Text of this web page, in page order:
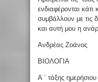
ενδιαφέρονται κάτι
συμβάλλουν με τις
και αυτή μου η
Ανδρέας Ζοάνος
ΒΙΟΛΟΓΙΑ
Α ΄ τάξης